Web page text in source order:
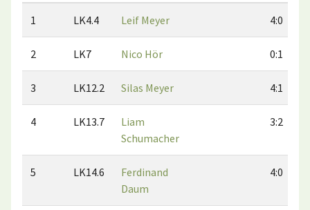
1 LK4.4 Leif Meyer 4:0
2 LK7 Nico Hör 0:1
3 LK12.2 Silas Meyer 4:1
4 LK13.7
Liam
Schumacher
3:2
5 LK14.6
Ferdinand
Daum
4:0